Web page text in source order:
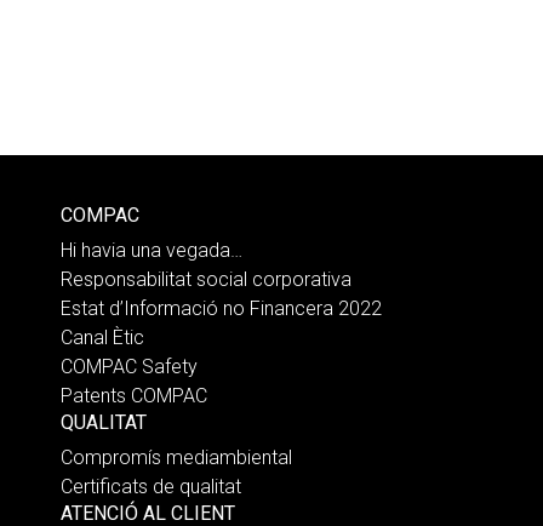
COMPAC
Hi havia una vegada…
Responsabilitat social corporativa
Estat d’Informació no Financera 2022
Canal Ètic
COMPAC Safety
Patents COMPAC
QUALITAT
Compromís mediambiental
Certificats de qualitat
ATENCIÓ AL CLIENT